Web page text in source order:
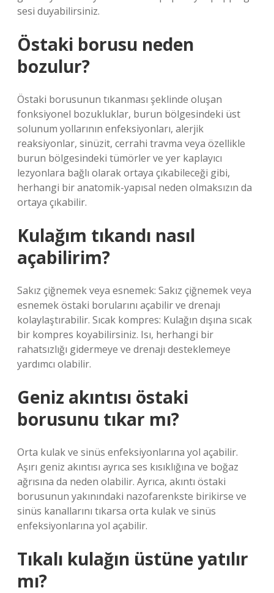
sesi duyabilirsiniz.
Östaki borusu neden
bozulur?
Östaki borusunun tıkanması şeklinde oluşan
fonksiyonel bozukluklar, burun bölgesindeki üst
solunum yollarının enfeksiyonları, alerjik
reaksiyonlar, sinüzit, cerrahi travma veya özellikle
burun bölgesindeki tümörler ve yer kaplayıcı
lezyonlara bağlı olarak ortaya çıkabileceği gibi,
herhangi bir anatomik-yapısal neden olmaksızın da
ortaya çıkabilir.
Kulağım tıkandı nasıl
açabilirim?
Sakız çiğnemek veya esnemek: Sakız çiğnemek veya
esnemek östaki borularını açabilir ve drenajı
kolaylaştırabilir. Sıcak kompres: Kulağın dışına sıcak
bir kompres koyabilirsiniz. Isı, herhangi bir
rahatsızlığı gidermeye ve drenajı desteklemeye
yardımcı olabilir.
Geniz akıntısı östaki
borusunu tıkar mı?
Orta kulak ve sinüs enfeksiyonlarına yol açabilir.
Aşırı geniz akıntısı ayrıca ses kısıklığına ve boğaz
ağrısına da neden olabilir. Ayrıca, akıntı östaki
borusunun yakınındaki nazofarenkste birikirse ve
sinüs kanallarını tıkarsa orta kulak ve sinüs
enfeksiyonlarına yol açabilir.
Tıkalı kulağın üstüne yatılır
mı?